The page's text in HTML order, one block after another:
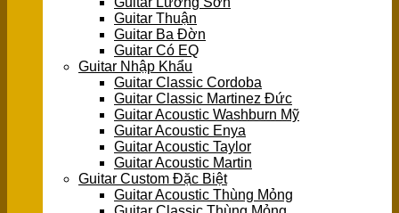
Guitar Thuận
Guitar Ba Đờn
Guitar Có EQ
Guitar Nhập Khẩu
Guitar Classic Cordoba
Guitar Classic Martinez Đức
Guitar Acoustic Washburn Mỹ
Guitar Acoustic Enya
Guitar Acoustic Taylor
Guitar Acoustic Martin
Guitar Custom Đặc Biệt
Guitar Acoustic Thùng Mỏng